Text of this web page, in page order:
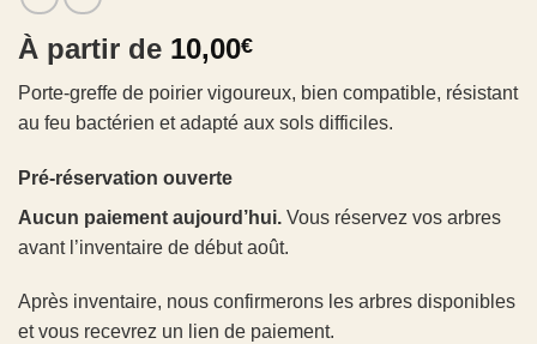
À partir de 10,00€
Porte-greffe de poirier vigoureux, bien compatible, résistant
au feu bactérien et adapté aux sols difficiles.
Pré-réservation ouverte
Aucun paiement aujourd’hui. Vous réservez vos arbres
avant l’inventaire de début août.
Après inventaire, nous confirmerons les arbres disponibles
et vous recevrez un lien de paiement.